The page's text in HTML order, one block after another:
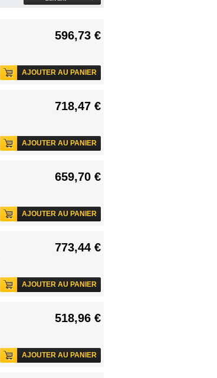
596,73 €
AJOUTER AU PANIER
718,47 €
AJOUTER AU PANIER
659,70 €
AJOUTER AU PANIER
773,44 €
AJOUTER AU PANIER
518,96 €
AJOUTER AU PANIER